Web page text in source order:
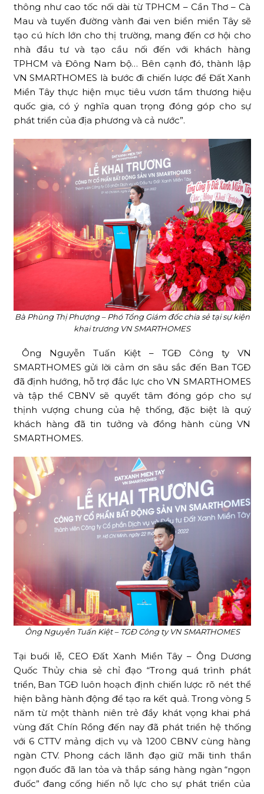
thông như cao tốc nối dài từ TPHCM – Cần Thơ – Cà
Mau và tuyến đường vành đai ven biển miền Tây sẽ
tạo cú hích lớn cho thị trường, mang đến cơ hội cho
nhà đầu tư và tạo cầu nối đến với khách hàng
TPHCM và Đông Nam bộ… Bên cạnh đó, thành lập
VN SMARTHOMES là bước đi chiến lược để Đất Xanh
Miền Tây thực hiện mục tiêu vươn tầm thương hiệu
quốc gia, có ý nghĩa quan trọng đóng góp cho sự
phát triển của địa phương và cả nước”.
Bà Phùng Thị Phượng – Phó Tổng Giám đốc chia sẻ tại sự kiện
khai trương VN SMARTHOMES
Ông Nguyễn Tuấn Kiệt – TGĐ Công ty VN
SMARTHOMES gửi lời cảm ơn sâu sắc đến Ban TGĐ
đã định hướng, hỗ trợ đắc lực cho VN SMARTHOMES
và tập thể CBNV sẽ quyết tâm đóng góp cho sự
thịnh vượng chung của hệ thống, đặc biệt là quý
khách hàng đã tin tưởng và đồng hành cùng VN
SMARTHOMES.
Ông Nguyễn Tuấn Kiệt – TGĐ Công ty VN SMARTHOMES
Tại buổi lễ, CEO Đất Xanh Miền Tây – Ông Dương
Quốc Thủy chia sẻ chỉ đạo “Trong quá trình phát
triển, Ban TGĐ luôn hoạch định chiến lược rõ nét thể
hiện bằng hành động để tạo ra kết quả. Trong vòng 5
năm từ một thành niên trẻ đầy khát vọng khai phá
vùng đất Chín Rồng đến nay đã phát triển hệ thống
với 6 CTTV mảng dịch vụ và 1200 CBNV cùng hàng
ngàn CTV. Phong cách lãnh đạo giữ mãi tinh thần
ngọn đuốc đã lan tỏa và thắp sáng hàng ngàn “ngọn
đuốc” đang cống hiến nỗ lực cho sự phát triển của